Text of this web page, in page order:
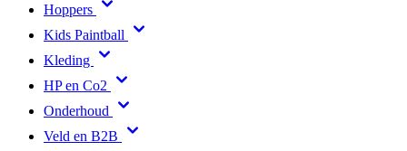
Hoppers
Kids Paintball
Kleding
HP en Co2
Onderhoud
Veld en B2B